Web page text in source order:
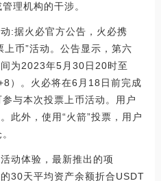
理机构的干涉。
:据火必官方公告，火必携
上币”活动。公告显示，第六
为2023年5月30日20时至
）。火必将在6月18日前完成
与本次投票上币活动。用户
此外，使用“火箭”投票，用户
动体验，最新推出的项
30天平均资产余额折合USDT